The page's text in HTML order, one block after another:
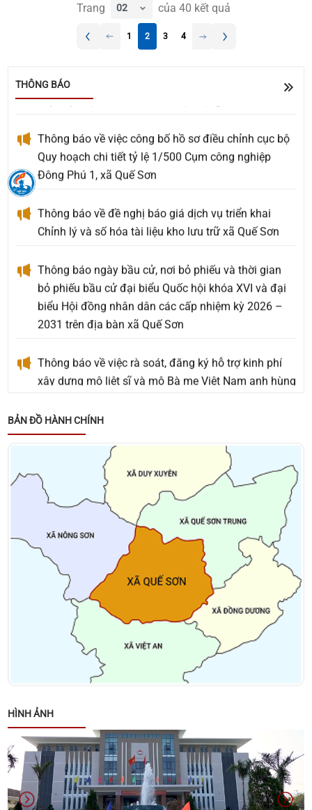
Trang của 40 kết quả
1 2 3 4
THÔNG BÁO
Về việc đề nghị báo giá Gói thầu: Cải tiến, nâng cấp
các tính năng trên trang OA Zalo của xã Quế Sơn
UBND xã Quế Sơn tổ chức lấy ý kiến Nhân dân về
sắp xếp, kiện toàn tổ chức, hoạt động của thôn
Thông báo về việc công bố hồ sơ điều chỉnh cục bộ
Quy hoạch chi tiết tỷ lệ 1/500 Cụm công nghiệp
Đông Phú 1, xã Quế Sơn
Thông báo về đề nghị báo giá dịch vụ triển khai
Chỉnh lý và số hóa tài liệu kho lưu trữ xã Quế Sơn
Thông báo ngày bầu cử, nơi bỏ phiếu và thời gian
bỏ phiếu bầu cử đại biểu Quốc hội khóa XVI và đại
biểu Hội đồng nhân dân các cấp nhiệm kỳ 2026 –
2031 trên địa bàn xã Quế Sơn
Thông báo về việc rà soát, đăng ký hỗ trợ kinh phí
xây dựng mộ liệt sĩ và mộ Bà mẹ Việt Nam anh hùng
chưa được phê duyệt hỗ trợ kinh phí
Thông báo về việc tặng quà cho người có công với
cách mạng, thân nhân người có công với cách
mạng, đối tượng bảo trợ xã hội và đối tượng đặc thù
nhân dịp tết Nguyên đán Bính Ngọ năm 2026
Thông báo về việc niêm yết danh sách cử tri bầu cử
đại biểu Quốc hội khóa XVI và bầu cử đại biểu Hội
đồng nhân dân các cấp nhiệm kỳ 2026 – 2031
Kết luận của đồng chí Võ Đình Trung - Chủ tịch
UBND xã tại cuộc họp giao ban lãnh đạo UBND xã
ngày 26/01/2026
thầu Gói thầu: Xây dựng Trang Thông tin điện tử xã
Quế Sơn
Danh sách các đơn vị bầu cử đại biểu Hội đồng
nhân dân xã Quế Sơn nhiệm kỳ 2026 – 2031
BẢN ĐỒ HÀNH CHÍNH
HÌNH ẢNH